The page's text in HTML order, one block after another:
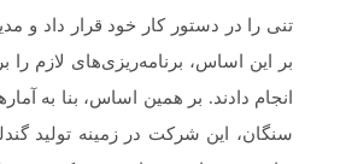
تنی را در دستور کار خود قرار داد و
بر این اساس، برنامه‌ریزی‌های لازم
انجام دادند. بر همین اساس، بنا به
سنگان، این شرکت در زمینه تولید